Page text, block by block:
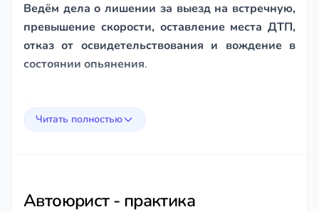
Ведём дела о лишении за выезд на встречную,
превышение скорости, оставление места ДТП,
отказ от освидетельствования и вождение в
состоянии опьянения.
ли инспекторы процедуру — понятых, порядок
смягчения, обжалуем постановление, помогаем
Читать полностью
Автоюрист - практика